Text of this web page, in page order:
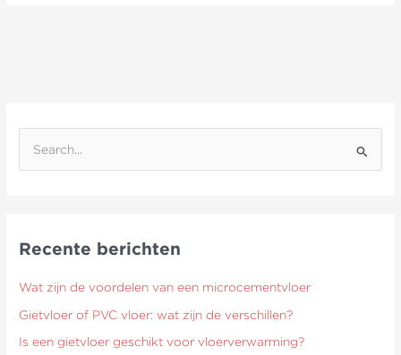
n
r
:
Recente berichten
Wat zijn de voordelen van een microcementvloer
Gietvloer of PVC vloer: wat zijn de verschillen?
Is een gietvloer geschikt voor vloerverwarming?